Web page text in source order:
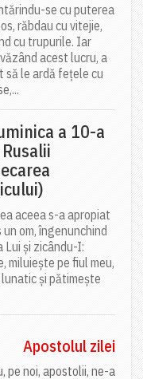
se cu puterea
răbdau cu vitejie,
cu trupurile. Iar
acest lucru, a
să le ardă fețele cu
a 10-a
aceea s-a apropiat
om, îngenunchind
Lui și zicându-I:
miluiește pe fiul meu,
și pătimește
Apostolul zilei
pe noi, apostolii, ne-a